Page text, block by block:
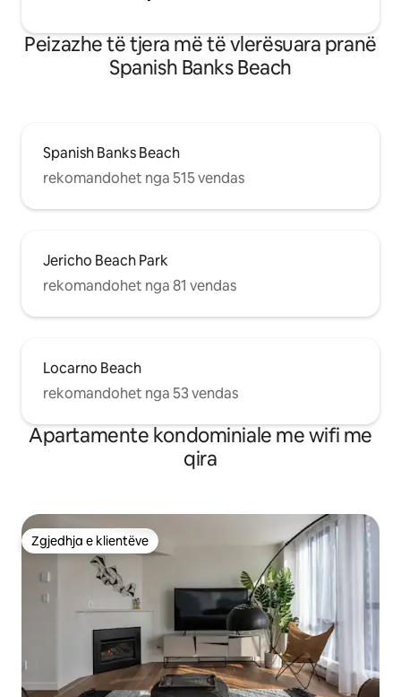
Peizazhe të tjera më të vlerësuara pranë
Spanish Banks Beach
Spanish Banks Beach
rekomandohet nga 515 vendas
Jericho Beach Park
rekomandohet nga 81 vendas
Locarno Beach
rekomandohet nga 53 vendas
Apartamente kondominiale me wifi me
qira
Zgjedhja e klientëve
Zgjedhja e klientëve